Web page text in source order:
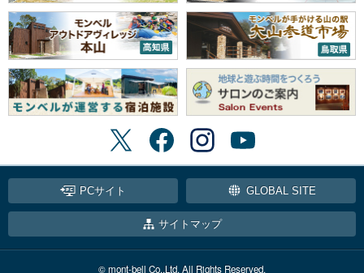
PCサイト GLOBAL SITE
サイトマップ
© mont-bell Co.,Ltd. All Rights Reserved.